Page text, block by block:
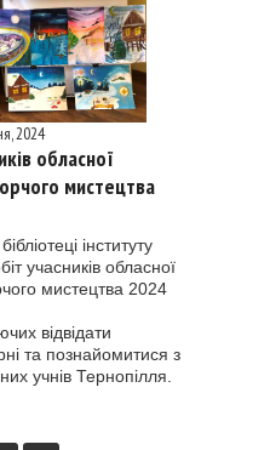
2024
обласної
мистецтва
інституту
учасників обласної
мистецтва 2024
відвідати
та познайомитися з
учнів Тернопілля.